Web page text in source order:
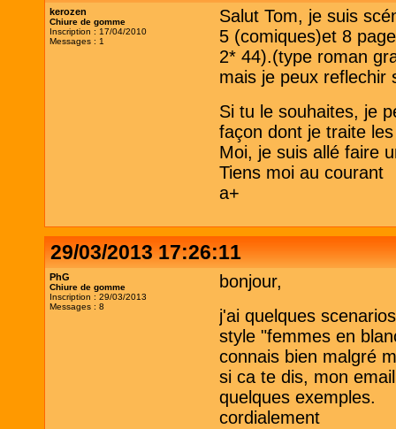
kerozen
Chiure de gomme
Inscription : 17/04/2010
Messages : 1
Salut Tom, je suis
5 (comiques)et 8
2* 44).(type roman
mais je peux reflechir
Si tu le souhaites, je
façon dont je traite
Moi, je suis allé faire
Tiens moi au courant
a+
29/03/2013 17:26:11
PhG
Chiure de gomme
Inscription : 29/03/2013
Messages : 8
bonjour,
j'ai quelques
style "femmes en
connais bien malgré
si ca te dis, mon
quelques exemples.
cordialement